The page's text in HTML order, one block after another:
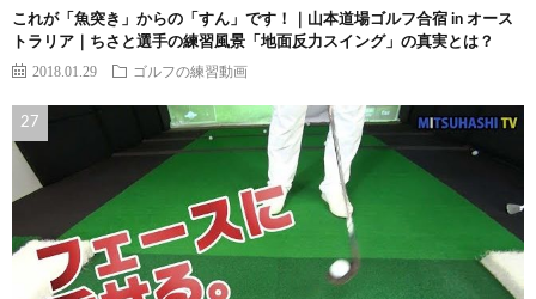
これが「魚突き」からの「すん」です！｜山本道場ゴルフ合宿 in オース
トラリア｜ちさと選手の練習風景「地面反力スイング」の真実とは？
2018.01.29 ゴルフの練習動画